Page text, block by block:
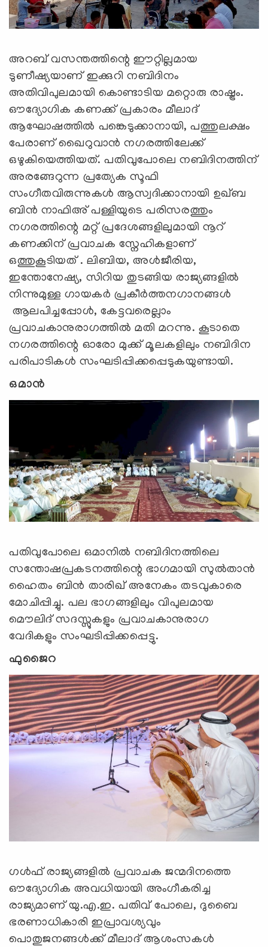
അറബ് വസന്തത്തിന്റെ ഈറ്റില്ലമായ
ടുണീഷ്യയാണ് ഇക്കുറി നബിദിനം
അതിവിപുലമായി കൊണ്ടാടിയ മറ്റൊരു രാഷ്ട്രം.
ഔദ്യോഗിക കണക്ക് പ്രകാരം മീലാദ്
ആഘോഷത്തിൽ പങ്കെടുക്കാനായി, പത്തുലക്ഷം
പേരാണ് ഖൈറുവാൻ നഗരത്തിലേക്ക്
ഒഴുകിയെത്തിയത്. പതിവുപോലെ നബിദിനത്തിന്
അരങ്ങേറുന്ന പ്രത്യേക സൂഫി
സംഗീതവിരുന്നുകള്‍ ആസ്വദിക്കാനായി ഉഖ്ബ
ബിൻ നാഫിഅ് പള്ളിയുടെ പരിസരത്തും
നഗരത്തിന്റെ മറ്റ് പ്രദേശങ്ങളിലുമായി നൂറ്
കണക്കിന് പ്രവാചക സ്നേഹികളാണ്
ഒത്തുകൂടിയത് . ലിബിയ, അൾജീരിയ,
ഇന്തോനേഷ്യ, സിറിയ തുടങ്ങിയ രാജ്യങ്ങളിൽ
നിന്നുമുള്ള ഗായകർ പ്രകീർത്തനഗാനങ്ങൾ
ആലപിച്ചപ്പോള്‍, കേട്ടവരെല്ലാം
പ്രവാചകാനുരാഗത്തിൽ മതി മറന്നു. കൂടാതെ
നഗരത്തിന്റെ ഓരോ മുക്ക് മൂലകളിലും നബിദിന
പരിപാടികൾ സംഘടിപ്പിക്കപ്പെടുകയുണ്ടായി.
ഒമാന്‍
പതിവുപോലെ ഒമാനില്‍ നബിദിനത്തിലെ
സന്തോഷപ്രകടനത്തിന്റെ ഭാഗമായി സുല്‍താന്‍
ഹൈതം ബിന്‍ താരിഖ് അനേകം തടവുകാരെ
മോചിപ്പിച്ചു. പല ഭാഗങ്ങളിലും വിപുലമായ
മൌലിദ് സദസ്സുകളും പ്രവാചകാനുരാഗ
വേദികളും സംഘടിപ്പിക്കപ്പെട്ടു.
ഫുജൈറ
ഗള്‍ഫ് രാജ്യങ്ങളില്‍ പ്രവാചക ജന്മദിനത്തെ
ഔദ്യോഗിക അവധിയായി അംഗീകരിച്ച
രാജ്യമാണ് യു.എ.ഇ. പതിവ് പോലെ, ദുബൈ
ഭരണാധികാരി ഇപ്രാവശ്യവും
പൊതുജനങ്ങള്‍ക്ക് മീലാദ് ആശംസകള്‍